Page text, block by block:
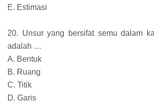
E. Estimasi
20. Unsur yang bersifat semu dalam
adalah …
A. Bentuk
B. Ruang
C. Titik
D. Garis